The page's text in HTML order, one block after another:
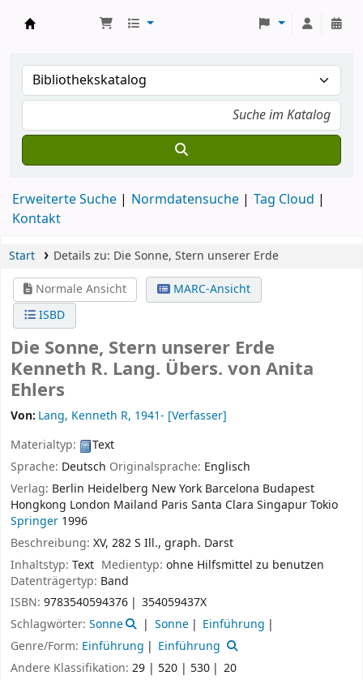
Erweiterte Suche Normdatensuche
Tag Cloud
Kontakt
Start Details zu: Die Sonne, Stern unserer Erde
Normale Ansicht
MARC-Ansicht
ISBD
Die Sonne, Stern unserer Erde
Kenneth R. Lang. Übers. von Anita
Ehlers
Von: Lang, Kenneth R, 1941- [Verfasser]
Materialtyp:
Text
Sprache: Deutsch Originalsprache: Englisch
Verlag: Berlin Heidelberg New York Barcelona Budapest
Hongkong London Mailand Paris Santa Clara SingapurTokio
Springer 1996
Beschreibung: XV, 282 S Ill., graph. Darst
Inhaltstyp: Text Medientyp:ohne Hilfsmittel zu benutzen
Datenträgertyp: Band
ISBN: 9783540594376
354059437X
Schlagwörter: Sonne Sonne
Einführung
Genre/Form: Einführung
Einführung
Andere Klassifikation: 29 | 520 | 530
20